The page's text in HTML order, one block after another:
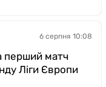
6 серпня 10:08
перший матч
Ліги Європи